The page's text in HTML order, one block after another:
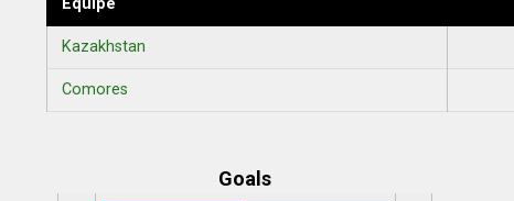
Équipe
Kazakhstan
Comores
Goals